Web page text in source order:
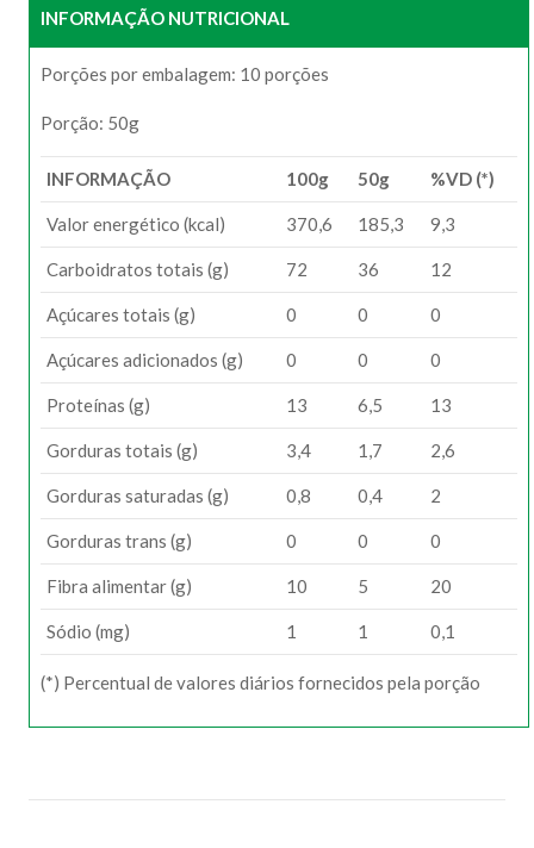
INFORMAÇÃO NUTRICIONAL
Porções por embalagem: 10 porções
Porção: 50g
INFORMAÇÃO 100g 50g %VD (*)
Valor energético (kcal) 370,6 185,3 9,3
Carboidratos totais (g) 72 36 12
Açúcares totais (g) 0 0 0
Açúcares adicionados (g) 0 0 0
Proteínas (g) 13 6,5 13
Gorduras totais (g) 3,4 1,7 2,6
Gorduras saturadas (g) 0,8 0,4 2
Gorduras trans (g) 0 0 0
Fibra alimentar (g) 10 5 20
Sódio (mg) 1 1 0,1
(*) Percentual de valores diários fornecidos pela porção